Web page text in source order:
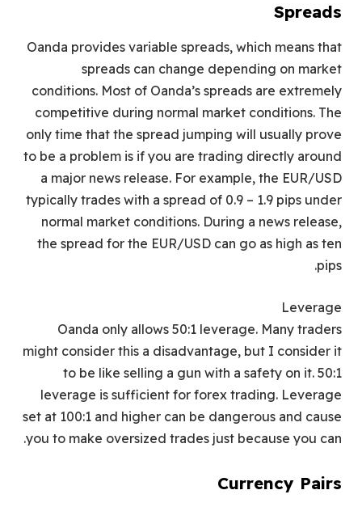
Spreads
Oanda provides variable spreads, which means that
spreads can change depending on market
conditions. Most of Oanda’s spreads are extremely
competitive during normal market conditions. The
only time that the spread jumping will usually prove
to be a problem is if you are trading directly around
a major news release. For example, the EUR/USD
typically trades with a spread of 0.9 – 1.9 pips under
normal market conditions. During a news release,
the spread for the EUR/USD can go as high as ten
pips.
Leverage
Oanda only allows 50:1 leverage. Many traders
might consider this a disadvantage, but I consider it
to be like selling a gun with a safety on it. 50:1
leverage is sufficient for forex trading. Leverage
set at 100:1 and higher can be dangerous and cause
you to make oversized trades just because you can.
Currency Pairs